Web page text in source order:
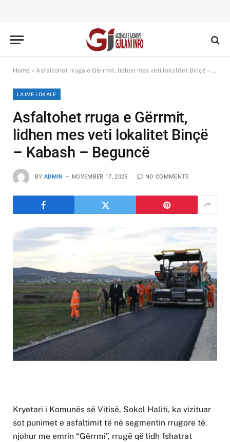
Home » Asfaltohet rruga e Gërrmit, lidhen mes veti lokalitet Binçë – Kabash – Beguncë
LAJME LOKALE
Asfaltohet rruga e Gërrmit,
lidhen mes veti lokalitet Binçë
– Kabash – Beguncë
BY ADMIN NOVEMBER 17, 2025 NO COMMENTS
Kryetari i Komunës së Vitisë, Sokol Haliti, ka vizituar
sot punimet e asfaltimit të në segmentin rrugore të
njohur me emrin “Gërrmi”, rrugë që lidh fshatrat